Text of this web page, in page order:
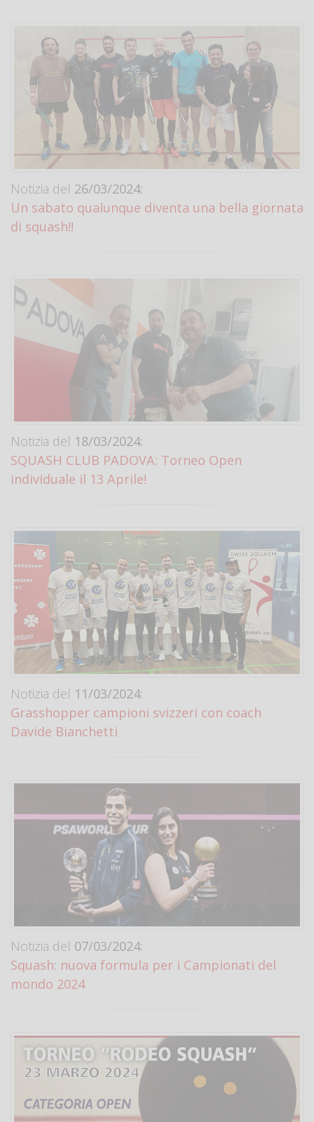
Notizia del 26/03/2024:
Un sabato qualunque diventa una bella giornata
di squash!!
Notizia del 18/03/2024:
SQUASH CLUB PADOVA: Torneo Open
individuale il 13 Aprile!
Notizia del 11/03/2024:
Grasshopper campioni svizzeri con coach
Davide Bianchetti
Notizia del 07/03/2024:
Squash: nuova formula per i Campionati del
mondo 2024